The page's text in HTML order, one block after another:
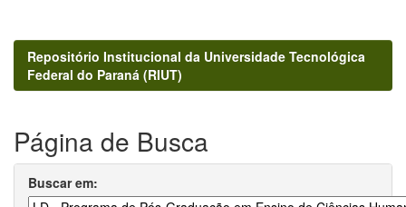
Repositório Institucional da Universidade Tecnológica
Federal do Paraná (RIUT)
Página de Busca
Buscar em: